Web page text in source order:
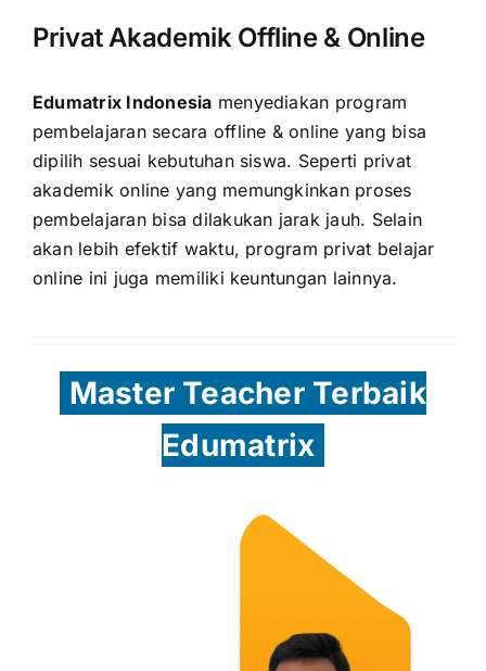
Privat Akademik Offline & Online
Edumatrix Indonesia menyediakan program
pembelajaran secara offline & online yang bisa
dipilih sesuai kebutuhan siswa. Seperti privat
akademik online yang memungkinkan proses
pembelajaran bisa dilakukan jarak jauh. Selain
akan lebih efektif waktu, program privat belajar
online ini juga memiliki keuntungan lainnya.
Master Teacher Terbaik
Edumatrix